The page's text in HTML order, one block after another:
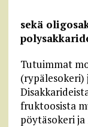
sekä
Tutuimmat
(rypälesokeri)
fruktoosista
pöytäsokeri